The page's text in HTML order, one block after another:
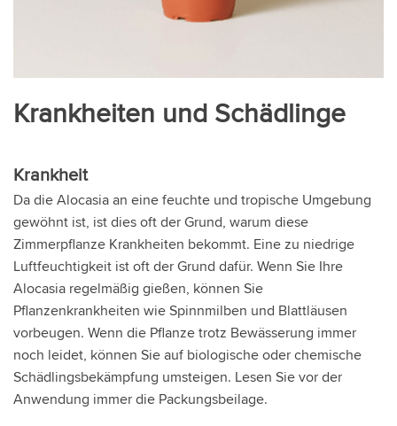
Krankheiten und Schädlinge
Krankheit
Da die Alocasia an eine feuchte und tropische Umgebung
gewöhnt ist, ist dies oft der Grund, warum diese
Zimmerpflanze Krankheiten bekommt. Eine zu niedrige
Luftfeuchtigkeit ist oft der Grund dafür. Wenn Sie Ihre
Alocasia regelmäßig gießen, können Sie
Pflanzenkrankheiten wie Spinnmilben und Blattläusen
vorbeugen. Wenn die Pflanze trotz Bewässerung immer
noch leidet, können Sie auf biologische oder chemische
Schädlingsbekämpfung umsteigen. Lesen Sie vor der
Anwendung immer die Packungsbeilage.